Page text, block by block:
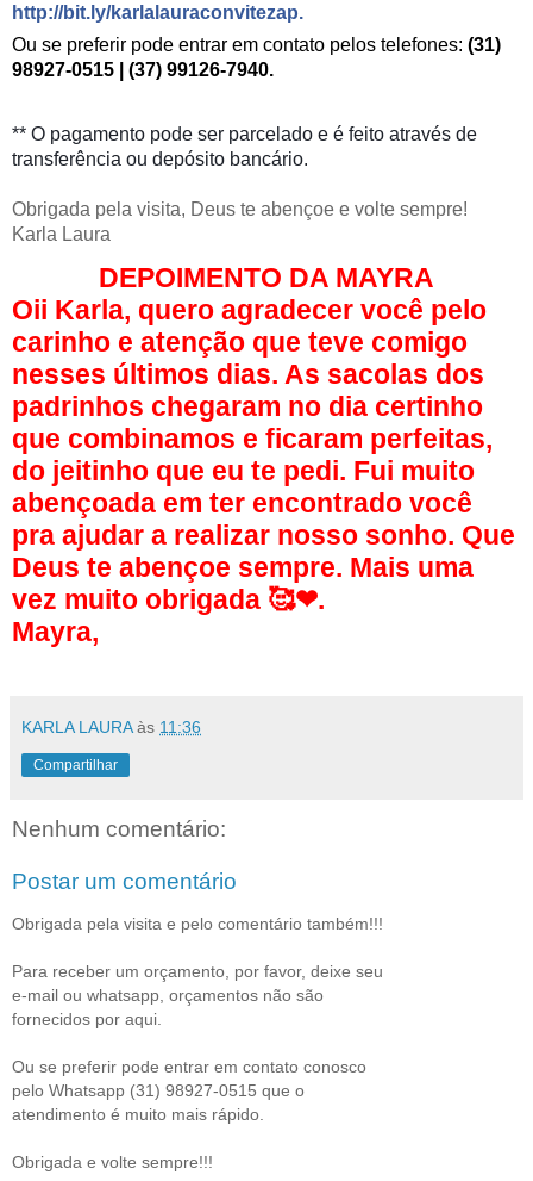
http://bit.ly/karlalauraconvitezap.
Ou se preferir pode entrar em contato pelos telefones: (31)
98927-0515 | (37) 99126-7940.
** O pagamento pode ser parcelado e é feito através de
transferência ou depósito bancário.
Obrigada pela visita, Deus te abençoe e volte sempre!
Karla Laura
DEPOIMENTO DA MAYRA
Oii Karla, quero agradecer você pelo
carinho e atenção que teve comigo
nesses últimos dias. As sacolas dos
padrinhos chegaram no dia certinho
que combinamos e ficaram perfeitas,
do jeitinho que eu te pedi. Fui muito
abençoada em ter encontrado você
pra ajudar a realizar nosso sonho. Que
Deus te abençoe sempre. Mais uma
vez muito obrigada 🥰❤.
Mayra,
KARLA LAURA às 11:36
Compartilhar
Nenhum comentário:
Postar um comentário
Obrigada pela visita e pelo comentário também!!!
Para receber um orçamento, por favor, deixe seu
e-mail ou whatsapp, orçamentos não são
fornecidos por aqui.
Ou se preferir pode entrar em contato conosco
pelo Whatsapp (31) 98927-0515 que o
atendimento é muito mais rápido.
Obrigada e volte sempre!!!